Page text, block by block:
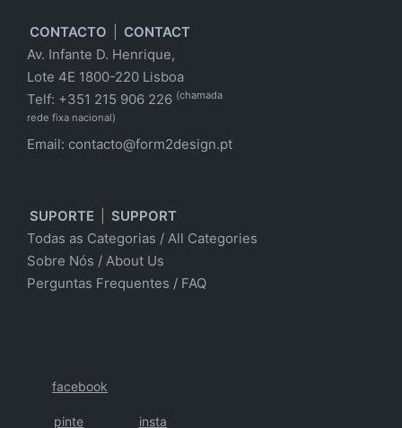
CONTACTO
CONTACT
Av. Infante D. Henrique,
Lote 4E 1800-220 Lisboa
Telf: +351 215 906 226 (chamada
rede fixa nacional)
Email: contacto@form2design.pt
SUPORTE
SUPPORT
Todas as Categorias / All Categories
Sobre Nós / About Us
Perguntas Frequentes / FAQ
facebook
pinte insta